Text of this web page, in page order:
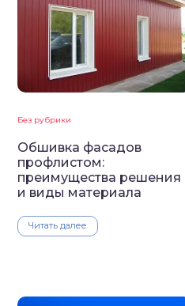
Без рубрики
Обшивка фасадов
профлистом:
преимущества решения
и виды материала
Читать далее